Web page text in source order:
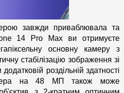
завжди приваблювала та
14 Pro Max ви отримуєте
основну камеру з
стабілізацію зображення зі
роздільній здатності
на 48 МП також може